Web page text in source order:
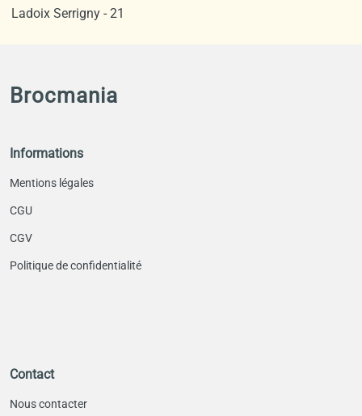
Ladoix Serrigny - 21
Brocmania
Informations
Mentions légales
CGU
CGV
Politique de confidentialité
Contact
Nous contacter